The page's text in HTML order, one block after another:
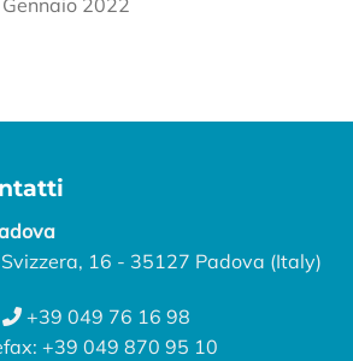
16 - 35127 Padova (Italy)
+39 049 76 16 98
+39 049 870 95 10